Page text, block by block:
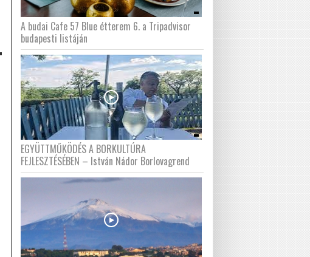
A budai Cafe 57 Blue étterem 6. a Tripadvisor
budapesti listáján
EGYÜTTMŰKÖDÉS A BORKULTÚRA
FEJLESZTÉSÉBEN – István Nádor Borlovagrend